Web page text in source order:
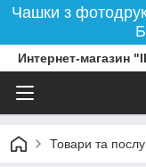
Чашки з
Интернет-магазин
Товари та